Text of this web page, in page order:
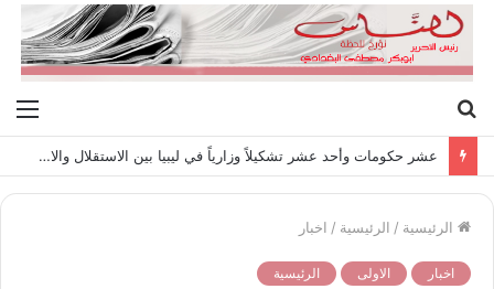
عن
عشر حكومات وأحد عشر تشكيلاً وزارياً في ليبيا بين الاستقلال والانقلاب (1951 – 1969)
الرئيسية / الرئيسية / اخبار
اخبار الاولى الرئيسية